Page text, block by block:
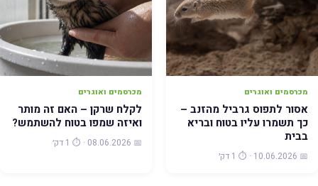
מכרסמים ואוגרים
אסור לתפוס גרביל מהזנב –
כך תשמרו עליו בטוח ובריא
בבית
📅 10.06.2026 · ⏱️ 1 דק׳
מכרסמים ואוגרים
לקלח שרקן – האם זה מותר
ואיזה שמפו בטוח להשתמש?
📅 08.06.2026 · ⏱️ 1 דק׳